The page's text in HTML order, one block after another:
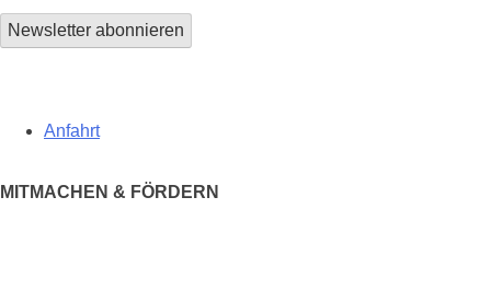
Anfahrt
MITMACHEN & FÖRDERN